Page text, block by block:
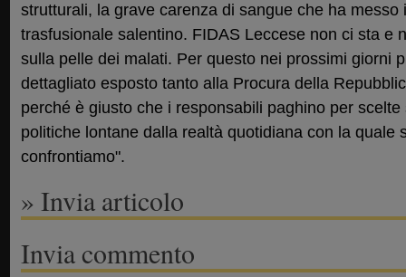
strutturali, la grave carenza di sangue che ha messo
trasfusionale salentino. FIDAS Leccese non ci sta e
sulla pelle dei malati. Per questo nei prossimi giorni
dettagliato esposto tanto alla Procura della
perché è giusto che i responsabili paghino per
politiche lontane dalla realtà quotidiana con la quale
confrontiamo".
» Invia articolo
Invia commento